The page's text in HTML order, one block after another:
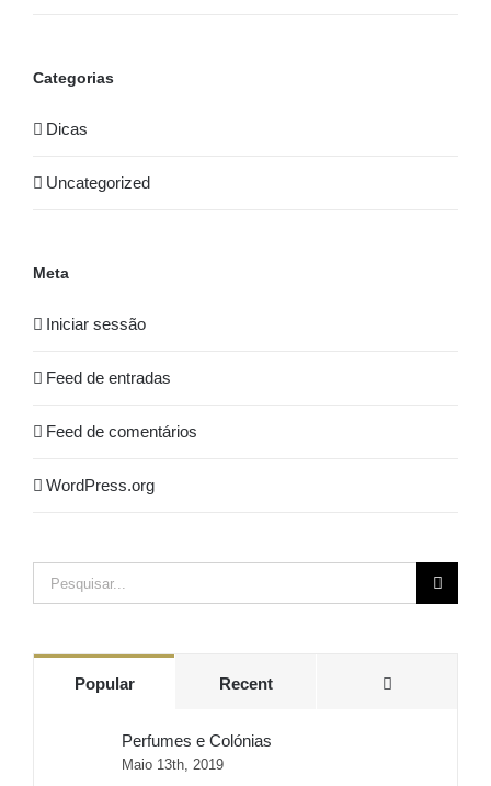
Categorias
Dicas
Uncategorized
Meta
Iniciar sessão
Feed de entradas
Feed de comentários
WordPress.org
Pesquisar
Popular Recent Comments
Perfumes e Colónias
Maio 13th, 2019